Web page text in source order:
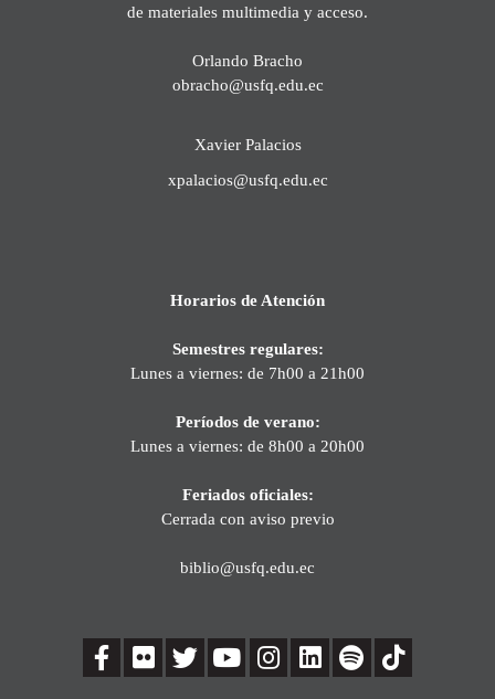
de materiales multimedia y acceso.
Orlando Bracho
obracho@usfq.edu.ec
Xavier Palacios
xpalacios@usfq.edu.ec
Horarios de Atención
Semestres regulares:
Lunes a viernes: de 7h00 a 21h00
Períodos de verano:
Lunes a viernes: de 8h00 a 20h00
Feriados oficiales:
Cerrada con aviso previo
biblio@usfq.edu.ec